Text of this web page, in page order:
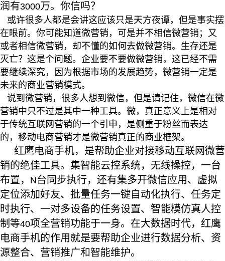
润有3000万。你信吗？
或许很多人都是会讲这应该只是天方夜谭，但是事实摆
在眼前。你可能知道微营销，可是并不相信微营销；又
或者相信微营销，却不懂的如何去做微营销。生存还是
灭亡？这是个问题。企业要不要做微营销，这已经不需
要继续深究，因为根据市场的发展趋势，微营销一定是
未来的商业营销模式。
说到微营销，很多人想到微信，但是请记住，微信在微
营销中只不过是其中一种工具。微，真正意义上是相对
于传统互联网营销的一个引申，是侧重于粉丝而表达
的，移动电商营销才是微营销真正的商业框架。
红鹰电商手机，是帮助企业对接移动互联网微营
销的绝佳工具。集智能云控系统，无线操控，一台
布置， N台同步执行，还有集多开微信应用、虚拟
定位添加好友、批量任务一键自动化执行、任务定
时执行、一对多设备的任务设置、智能模仿真人控
制等40项全营销功能于一身。在大数据时代，红鹰
电商手机的作用就是要帮助企业进行数据分析、资
源整合、营销推广和智能维护。